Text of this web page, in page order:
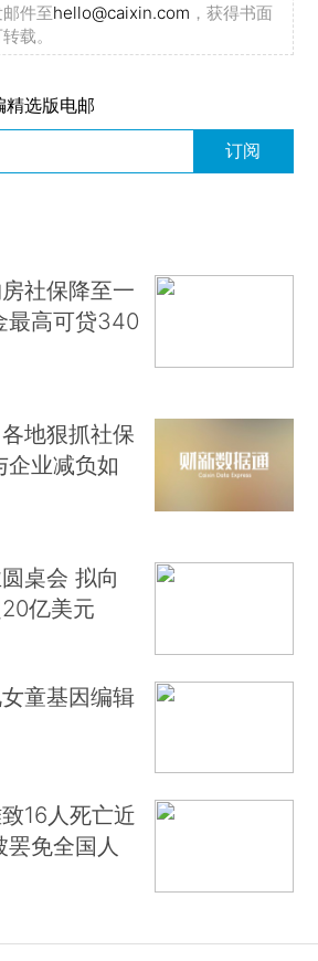
件至hello@caixin.com ，获得书面
载。
精选版电邮
订阅
社保降至一
最高可贷340
各地狠抓社保
企业减负如
桌会 拟向
亿美元
童基因编辑
16人死亡近
免全国人